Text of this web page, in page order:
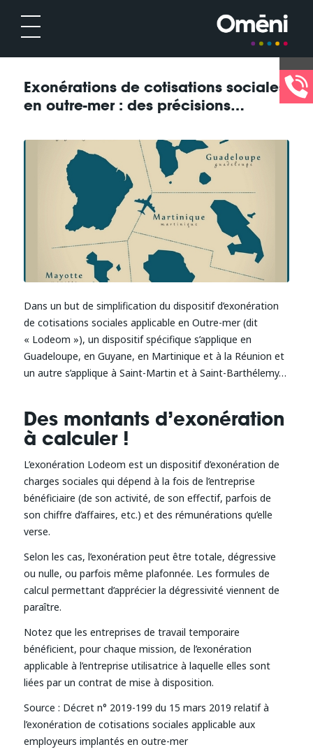
Exonérations de cotisations sociales
en outre-mer : des précisions…
Dans un but de simplification du dispositif d’exonération
de cotisations sociales applicable en Outre-mer (dit
« Lodeom »), un dispositif spécifique s’applique en
Guadeloupe, en Guyane, en Martinique et à la Réunion et
un autre s’applique à Saint-Martin et à Saint-Barthélemy…
Des montants d’exonération
à calculer !
L’exonération Lodeom est un dispositif d’exonération de
charges sociales qui dépend à la fois de l’entreprise
bénéficiaire (de son activité, de son effectif, parfois de
son chiffre d’affaires, etc.) et des rémunérations qu’elle
verse.
Selon les cas, l’exonération peut être totale, dégressive
ou nulle, ou parfois même plafonnée. Les formules de
calcul permettant d’apprécier la dégressivité viennent de
paraître.
Notez que les entreprises de travail temporaire
bénéficient, pour chaque mission, de l’exonération
applicable à l’entreprise utilisatrice à laquelle elles sont
liées par un contrat de mise à disposition.
Source : Décret n° 2019-199 du 15 mars 2019 relatif à
l’exonération de cotisations sociales applicable aux
employeurs implantés en outre-mer